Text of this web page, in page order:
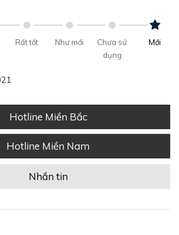
Rất tốt Như mới
Chưa sử
dụng
Mới
Hotline Miền Bắc
Hotline Miền Nam
Nhắn tin